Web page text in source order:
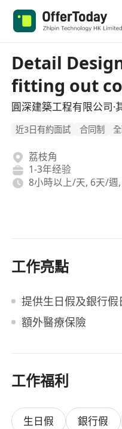
Detail
fitting out
圓深建築工程有限公司·
近3日有約面試 合同制
荔枝角
1-3年经验
8小時以上/天, 6天/週
工作亮點
提供生日假及銀行假
額外醫療保險
工作福利
生日假 銀行假